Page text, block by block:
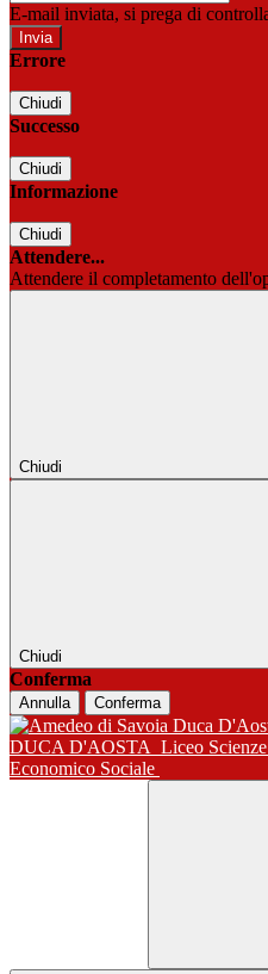
E-mail inviata, si prega di
Errore
Chiudi
Successo
Chiudi
Informazione
Chiudi
Attendere...
Attendere il completamento
Chiudi
Chiudi
Conferma
Annulla Conferma
DUCA D'AOSTA Liceo
Economico Sociale